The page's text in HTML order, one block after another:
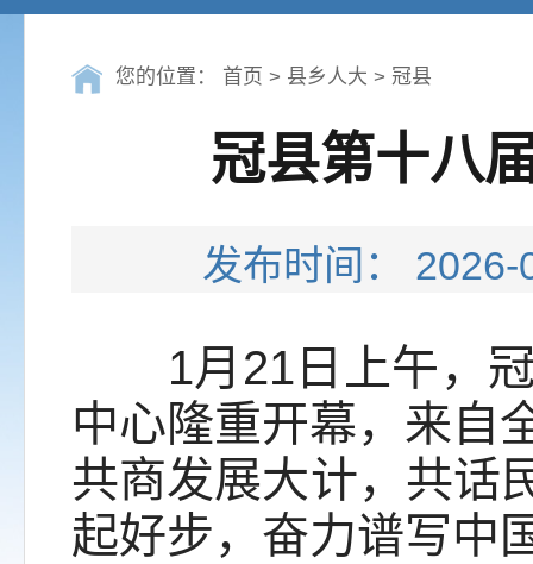
您的位置： 首页 > 县乡人大 > 冠县
冠县第十八
发布时间：
1月21日上午，冠
中心隆重开幕，来自
共商发展大计，共话
起好步，奋力谱写中